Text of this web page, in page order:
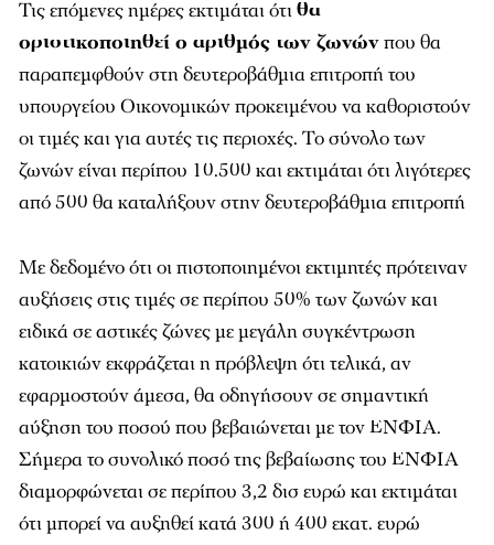
Τις επόμενες ημέρες εκτιμάται ότιθα
οριστικοποιηθεί ο αριθμός των ζωνώνπου θα
παραπεμφθούν στη δευτεροβάθμια επιτροπή του
υπουργείου Οικονομικών προκειμένου να καθοριστούν
οι τιμές και για αυτές τις περιοχές. Το σύνολο των
ζωνών είναι περίπου 10.500 και εκτιμάται ότι λιγότερες
από 500 θα καταλήξουν στην δευτεροβάθμια επιτροπή
Με δεδομένο ότι οι πιστοποιημένοι εκτιμητές πρότειναν
αυξήσεις στις τιμές σε περίπου 50% των ζωνών και
ειδικά σε αστικές ζώνες με μεγάλη συγκέντρωση
κατοικιών εκφράζεται η πρόβλεψη ότι τελικά, αν
εφαρμοστούν άμεσα, θα οδηγήσουν σε σημαντική
αύξηση του ποσού που βεβαιώνεται με τον ΕΝΦΙΑ.
Σήμερα το συνολικό ποσό της βεβαίωσης του ΕΝΦΙΑ
διαμορφώνεται σε περίπου 3,2 δισ ευρώ και εκτιμάται
ότι μπορεί να αυξηθεί κατά 300 ή 400 εκατ. ευρώ